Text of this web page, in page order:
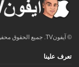
© آيفونTV. جميع الحقوق محفوظة
تعرف علينا